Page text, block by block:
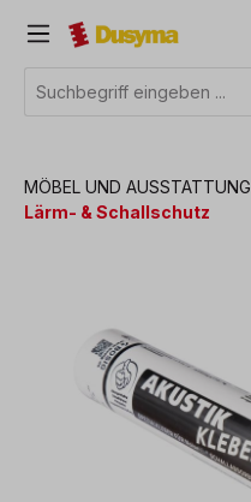
springen
MÖBEL UND AUSSTATTUNG
Lärm- & Schallschutz